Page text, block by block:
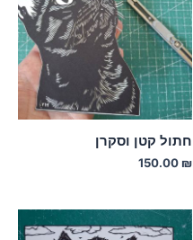
חתול קטן וסקרן
150.00 ₪